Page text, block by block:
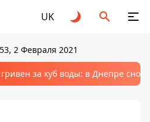
UK
2 Февраля 2021
за куб воды: в Днепре